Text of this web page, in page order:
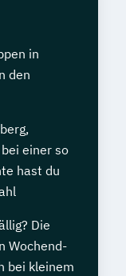
First
Englisch
in
den
einer so
hast du
Die
Wochend-
bei kleinem